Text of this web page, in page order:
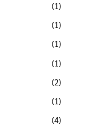
(1)
(1)
(1)
(1)
(2)
(1)
(4)